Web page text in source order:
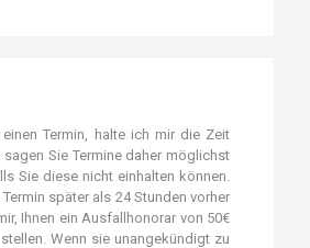
Termin, halte ich mir die Zeit
Sie Termine daher möglichst
Sie diese nicht einhalten können.
später als 24 Stunden vorher
Ihnen ein Ausfallhonorar von 50€
Wenn sie unangekündigt zu